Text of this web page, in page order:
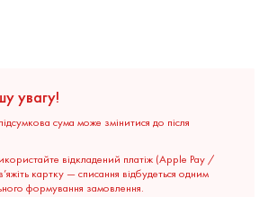
увагу!
сума може змінитися до після
відкладений платіж (Apple Pay /
картку — списання відбудеться одним
формування замовлення.